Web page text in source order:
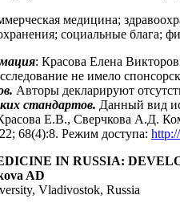
медицина;
социальные блага;
: Красова Елена
не имело
Авторы декларируют
стандартов. Данный вид
Е.В., Сверчкова А.Д.
68(4):8. Режим доступа: http://
IN RUSSIA:
AD
Vladivostok, Russia